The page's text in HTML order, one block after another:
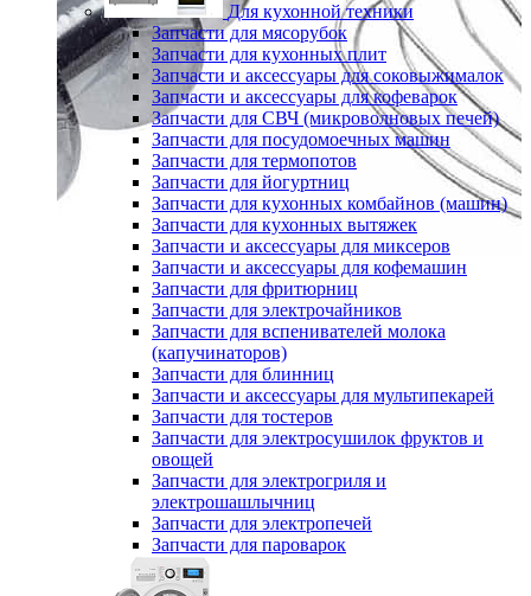
Для кухонной техники
Запчасти для мясорубок
Запчасти для кухонных плит
Запчасти и аксессуары для соковыжималок
Запчасти и аксессуары для кофеварок
Запчасти для СВЧ (микроволновых печей)
Запчасти для посудомоечных машин
Запчасти для термопотов
Запчасти для йогуртниц
Запчасти для кухонных комбайнов (машин)
Запчасти для кухонных вытяжек
Запчасти и аксессуары для миксеров
Запчасти и аксессуары для кофемашин
Запчасти для фритюрниц
Запчасти для электрочайников
Запчасти для вспенивателей молока
(капучинаторов)
Запчасти для блинниц
Запчасти и аксессуары для мультипекарей
Запчасти для тостеров
Запчасти для электросушилок фруктов и
овощей
Запчасти для электрогриля и
электрошашлычниц
Запчасти для электропечей
Запчасти для пароварок